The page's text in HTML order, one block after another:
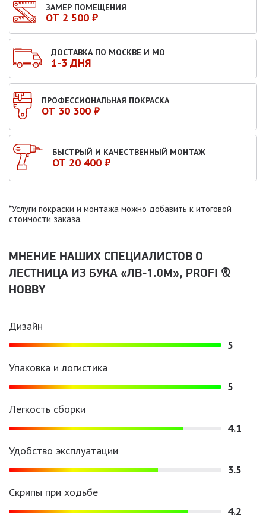
ЗАМЕР ПОМЕЩЕНИЯ
ОТ 2 500 ₽
ДОСТАВКА ПО МОСКВЕ И МО
1-3 ДНЯ
ПРОФЕССИОНАЛЬНАЯ ПОКРАСКА
ОТ 30 300 ₽
БЫСТРЫЙ И КАЧЕСТВЕННЫЙ МОНТАЖ
ОТ 20 400 ₽
*Услуги покраски и монтажа можно добавить к итоговой
стоимости заказа.
МНЕНИЕ НАШИХ СПЕЦИАЛИСТОВ O
ЛЕСТНИЦА ИЗ БУКА «ЛВ-1.0М», PROFI &
HOBBY
Дизайн
5
Упаковка и логистика
5
Легкость сборки
4.1
Удобство эксплуатации
3.5
Скрипы при ходьбе
4.2